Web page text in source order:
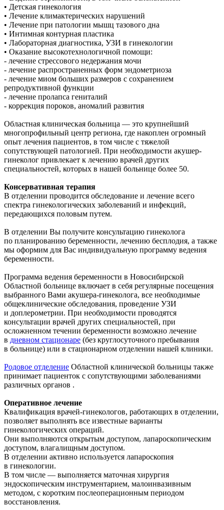
• Детская гинекология
• Лечение климактерических нарушений
• Лечение при патологии мышц тазового дна
• Интимная контурная пластика
• Лабораторная диагностика, УЗИ в гинекологии
• Оказание высокотехнологичной помощи:
- лечение стрессового недержания мочи
- лечение распространенных форм эндометриоза
- лечение миом больших размеров с сохранением
репродуктивной функции
- лечение пролапса гениталий
- коррекция пороков, аномалий развития
Областная клиническая больница — это крупнейший
многопрофильный центр региона, где накоплен огромный
опыт лечения пациентов, в том числе с тяжелой
сопутствующей патологией. При необходимости акушер-
гинеколог привлекает к лечению врачей других
специальностей, которых в нашей больнице более 50.
Консервативная терапия
В отделении проводится обследование и лечение всего
спектра гинекологических заболеваний и инфекций,
передающихся половым путем.
В отделении Вы получите консультацию гинеколога
по планированию беременности, лечению бесплодия, а также
мы оформим для Вас индивидуальную программу ведения
беременности.
Программа ведения беременности в Новосибирской
Областной больнице включает в себя регулярные посещения
выбранного Вами акушера-гинеколога, все необходимые
общеклинические обследования, проведение УЗИ
и доплерометрии. При необходимости проводятся
консультации врачей других специальностей, при
осложненном течении беременности возможно лечение
в дневном стационаре (без круглосуточного пребывания
в больнице) или в стационарном отделении нашей клиники.
Родовое отделение Областной клинической больницы также
принимает пациенток с сопутствующими заболеваниями
различных органов .
Оперативное лечение
Квалификация врачей-гинекологов, работающих в отделении,
позволяет выполнять все известные варианты
гинекологических операций.
Они выполняются открытым доступом, лапароскопическим
доступом, влагалищным доступом.
В отделении активно используется лапароскопия
в гинекологии.
В том числе — выполняется маточная хирургия
эндоскопическим инструментарием, малоинвазивным
методом, с коротким послеоперационным периодом
восстановления.